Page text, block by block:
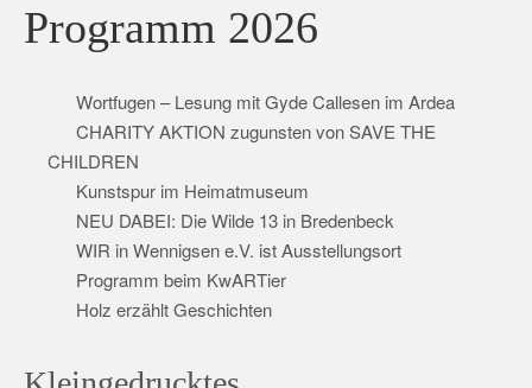
Programm 2026
Wortfugen – Lesung mit Gyde Callesen im Ardea
CHARITY AKTION zugunsten von SAVE THE
CHILDREN
Kunstspur im Heimatmuseum
NEU DABEI: Die Wilde 13 in Bredenbeck
WIR in Wennigsen e.V. ist Ausstellungsort
Programm beim KwARTier
Holz erzählt Geschichten